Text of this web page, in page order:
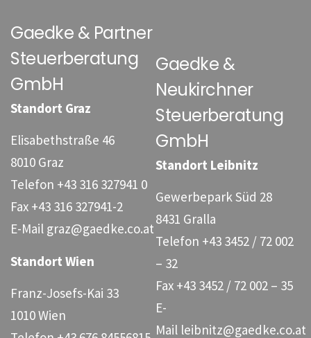
Gaedke & Partner
Steuerberatung
GmbH
Standort Graz
Elisabethstraße 46
8010 Graz
Telefon +43 316 327941 0
Fax +43 316 327941-2
E-Mail graz@gaedke.co.at
Standort Wien
Franz-Josefs-Kai 33
1010 Wien
Gaedke &
Neukirchner
Steuerberatung
GmbH
Standort Leibnitz
Gewerbepark Süd 28
8431 Gralla
Telefon +43 3452 / 72 002
– 32
Fax +43 3452 / 72 002 – 35
E-
Mail leibnitz@gaedke.co.at